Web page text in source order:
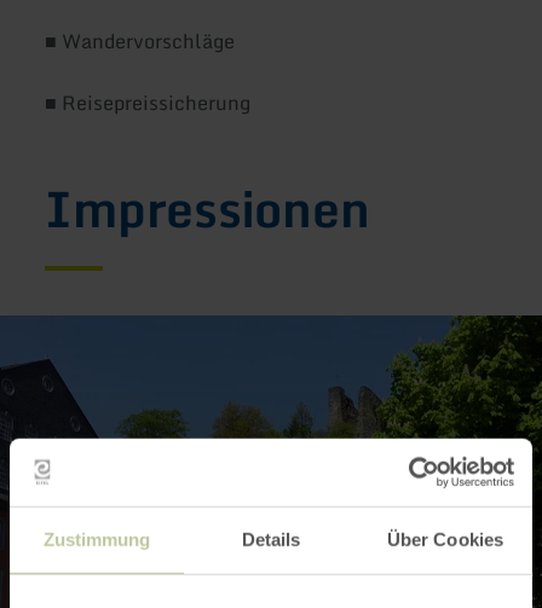
Zustimmung Details Über Cookies
■ Wandervorschläge
■ Reisepreissicherung
Impressionen